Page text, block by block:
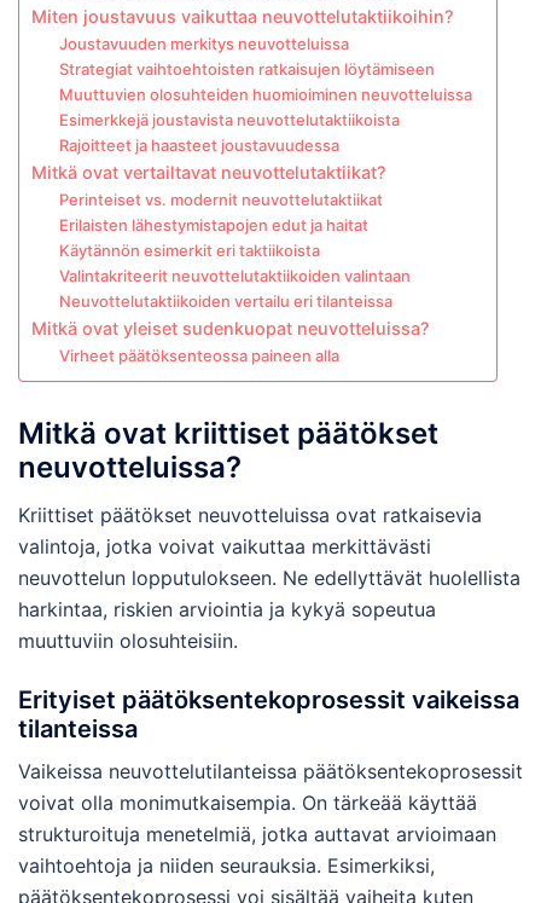
Miten joustavuus vaikuttaa neuvottelutaktiikoihin?
Joustavuuden merkitys neuvotteluissa
Strategiat vaihtoehtoisten ratkaisujen löytämiseen
Muuttuvien olosuhteiden huomioiminen neuvotteluissa
Esimerkkejä joustavista neuvottelutaktiikoista
Rajoitteet ja haasteet joustavuudessa
Mitkä ovat vertailtavat neuvottelutaktiikat?
Perinteiset vs. modernit neuvottelutaktiikat
Erilaisten lähestymistapojen edut ja haitat
Käytännön esimerkit eri taktiikoista
Valintakriteerit neuvottelutaktiikoiden valintaan
Neuvottelutaktiikoiden vertailu eri tilanteissa
Mitkä ovat yleiset sudenkuopat neuvotteluissa?
Virheet päätöksenteossa paineen alla
Mitkä ovat kriittiset päätökset
neuvotteluissa?
Kriittiset päätökset neuvotteluissa ovat ratkaisevia
valintoja, jotka voivat vaikuttaa merkittävästi
neuvottelun lopputulokseen. Ne edellyttävät huolellista
harkintaa, riskien arviointia ja kykyä sopeutua
muuttuviin olosuhteisiin.
Erityiset päätöksentekoprosessit vaikeissa
tilanteissa
Vaikeissa neuvottelutilanteissa päätöksentekoprosessit
voivat olla monimutkaisempia. On tärkeää käyttää
strukturoituja menetelmiä, jotka auttavat arvioimaan
vaihtoehtoja ja niiden seurauksia. Esimerkiksi,
päätöksentekoprosessi voi sisältää vaiheita kuten